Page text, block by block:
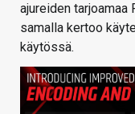
ajureiden
samalla kertoo
käytössä.